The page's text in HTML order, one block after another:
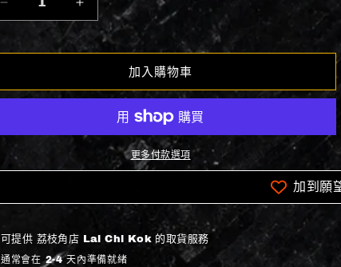
0455
炎
|
數
2X2-
0455
|
數
加入購物車
更多付款選項
加到願
可提供 荔枝角店 Lai Chi Kok 的取貨服務
通常會在 2-4 天內準備就緒